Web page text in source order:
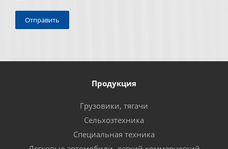
Продукция
Грузовики, тягачи
Сельхозтехника
Специальная техника